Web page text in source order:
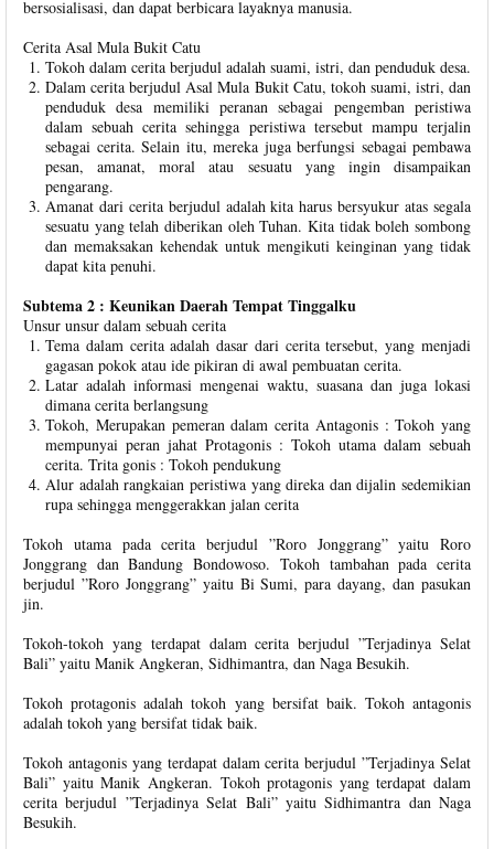
bersosialisasi, dan dapat berbicara layaknya manusia.
Cerita Asal Mula Bukit Catu
Tokoh dalam cerita berjudul adalah suami, istri, dan penduduk desa.
Dalam cerita berjudul Asal Mula Bukit Catu, tokoh suami, istri, dan
penduduk desa memiliki peranan sebagai pengemban peristiwa
dalam sebuah cerita sehingga peristiwa tersebut mampu terjalin
sebagai cerita. Selain itu, mereka juga berfungsi sebagai pembawa
pesan, amanat, moral atau sesuatu yang ingin disampaikan
pengarang.
Amanat dari cerita berjudul adalah kita harus bersyukur atas segala
sesuatu yang telah diberikan oleh Tuhan. Kita tidak boleh sombong
dan memaksakan kehendak untuk mengikuti keinginan yang tidak
dapat kita penuhi.
Subtema 2 : Keunikan Daerah Tempat Tinggalku
Unsur unsur dalam sebuah cerita
Tema dalam cerita adalah dasar dari cerita tersebut, yang menjadi
gagasan pokok atau ide pikiran di awal pembuatan cerita.
Latar adalah informasi mengenai waktu, suasana dan juga lokasi
dimana cerita berlangsung
Tokoh, Merupakan pemeran dalam cerita Antagonis : Tokoh yang
mempunyai peran jahat Protagonis : Tokoh utama dalam sebuah
cerita. Trita gonis : Tokoh pendukung
Alur adalah rangkaian peristiwa yang direka dan dijalin sedemikian
rupa sehingga menggerakkan jalan cerita
Tokoh utama pada cerita berjudul ”Roro Jonggrang” yaitu Roro
Jonggrang dan Bandung Bondowoso. Tokoh tambahan pada cerita
berjudul ”Roro Jonggrang” yaitu Bi Sumi, para dayang, dan pasukan
jin.
Tokoh-tokoh yang terdapat dalam cerita berjudul ”Terjadinya Selat
Bali” yaitu Manik Angkeran, Sidhimantra, dan Naga Besukih.
Tokoh protagonis adalah tokoh yang bersifat baik. Tokoh antagonis
adalah tokoh yang bersifat tidak baik.
Tokoh antagonis yang terdapat dalam cerita berjudul ”Terjadinya Selat
Bali” yaitu Manik Angkeran. Tokoh protagonis yang terdapat dalam
cerita berjudul ”Terjadinya Selat Bali” yaitu Sidhimantra dan Naga
Besukih.